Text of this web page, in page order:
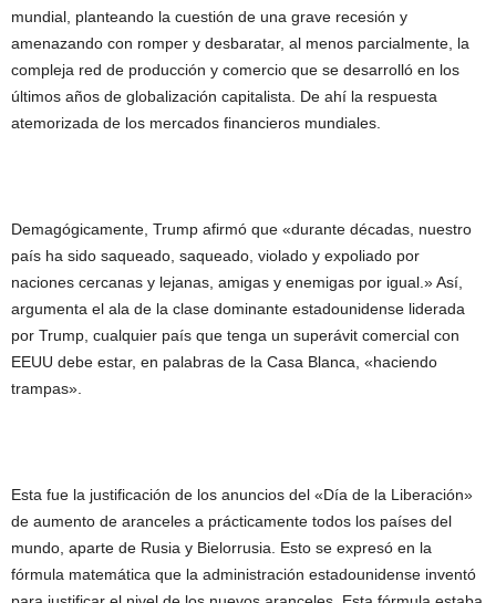
mundial, planteando la cuestión de una grave recesión y
amenazando con romper y desbaratar, al menos parcialmente, la
compleja red de producción y comercio que se desarrolló en los
últimos años de globalización capitalista. De ahí la respuesta
atemorizada de los mercados financieros mundiales.
Demagógicamente, Trump afirmó que «durante décadas, nuestro
país ha sido saqueado, saqueado, violado y expoliado por
naciones cercanas y lejanas, amigas y enemigas por igual.» Así,
argumenta el ala de la clase dominante estadounidense liderada
por Trump, cualquier país que tenga un superávit comercial con
EEUU debe estar, en palabras de la Casa Blanca, «haciendo
trampas».
Esta fue la justificación de los anuncios del «Día de la Liberación»
de aumento de aranceles a prácticamente todos los países del
mundo, aparte de Rusia y Bielorrusia. Esto se expresó en la
fórmula matemática que la administración estadounidense inventó